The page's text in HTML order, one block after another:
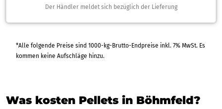
Der Händler meldet sich bezüglich der Lieferung
*Alle folgende Preise sind 1000-kg-Brutto-Endpreise inkl. 7% MwSt. Es
kommen keine Aufschläge hinzu.
Was kosten Pellets in Böhmfeld?